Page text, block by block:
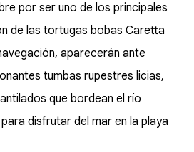
por ser uno de los principales
de las tortugas bobas Caretta
aparecerán ante
tumbas rupestres licias,
que bordean el río
disfrutar del mar en la playa